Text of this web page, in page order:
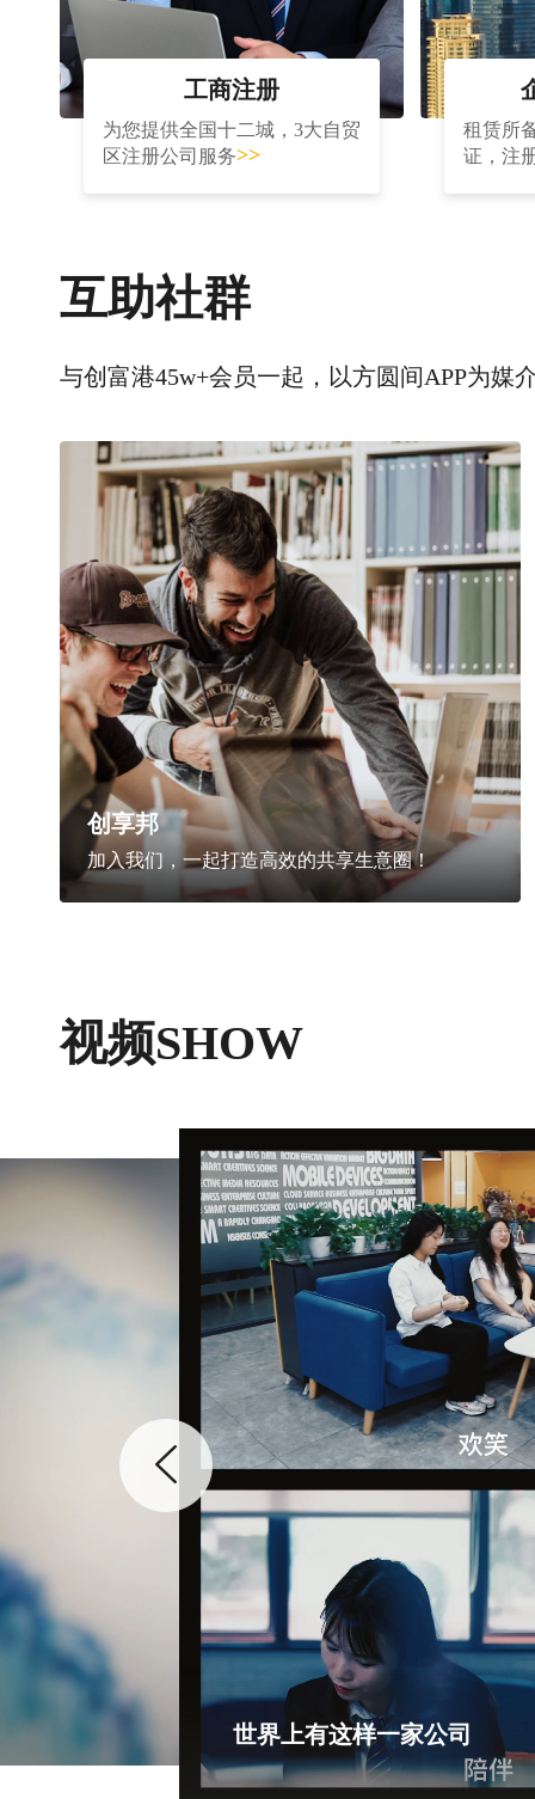
工商注册
为您提供全国十二城，3大自贸
区注册公司服务>>
租赁所
证，注
互助社群
与创富港45w+会员一起，以方圆间APP为媒
创享邦
加入我们，一起打造高效的共享生意圈！
视频SHOW
世界上有这样一家公司